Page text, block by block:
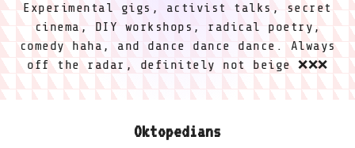
Experimental gigs, activist talks, secret
cinema, DIY workshops, radical poetry,
comedy haha, and dance dance dance. Always
off the radar, definitely not beige ❌❌❌
Oktopedians